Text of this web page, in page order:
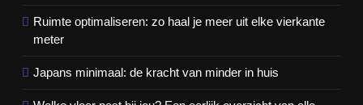
Ruimte optimaliseren: zo haal je meer uit elke vierkante
meter
Japans minimaal: de kracht van minder in huis